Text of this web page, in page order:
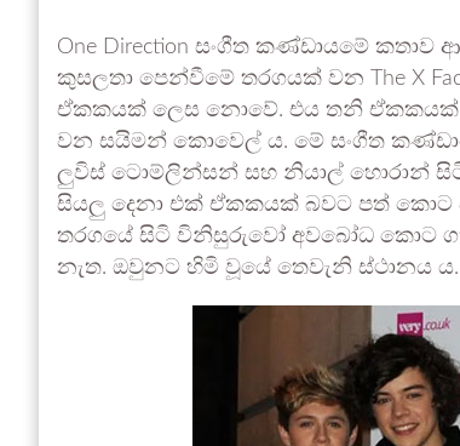
One Direction සංගීත කණ්ඩායමේ
කුසලතා පෙන්වීමේ තරගයක් වන The X
ඒකකයක් ලෙස නොවේ. එය තනි ඒකකයක්
වන සයිමන් කොවෙල් ය. මේ සංගීත
ලුවිස් ටොම්ලින්සන් සහ නියාල් හොරාන්
සියලු දෙනා එක් ඒකකයක් බවට පත් කොට
තරගයේ සිටි විනිසුරුවෝ අවබෝධ කොට
නැත. ඔවුනට හිමි වූයේ තෙවැනි ස්ථානය